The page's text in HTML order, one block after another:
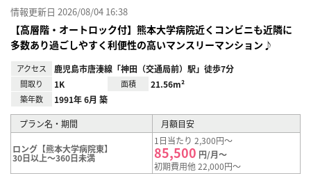
情報更新日 2026/08/04 16:38
【高層階・オートロック付】熊本大学病院近くコンビニも近隣に
多数あり過ごしやすく利便性の高いマンスリーマンション♪
アクセス 鹿児島市唐湊線「神田（交通局前）駅」徒歩7分
間取り 1K 面積 21.56m²
築年数 1991年 6月 築
プラン名・期間 月額目安
ロング【熊本大学病院東】
30日以上～360日未満
1日当たり 2,300円～
85,500 円/月～
初期費用他 22,000円～